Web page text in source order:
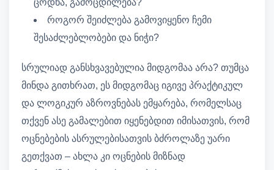
ცოდნა, გამოცდილება?
როგორ შეიძლება გამოვიყენო ჩემი
შესაძლებლობები და ნიჭი?
სრულიად განსხვავებულია მიდგომაა არა? თუმცა
მინდა გითხრათ, ეს მიდგომაც იგივე პრაქტიკულ
და ლოგიკურ აზროვნებას ემყარება, რომელსაც
თქვენ ასე გამალებით იყენებდით იმისათვის, რომ
ოცნებების ასრულებისათვის ბძროლაზე უარი
გეთქვათ – ახლა კი ოცნების მიზნად